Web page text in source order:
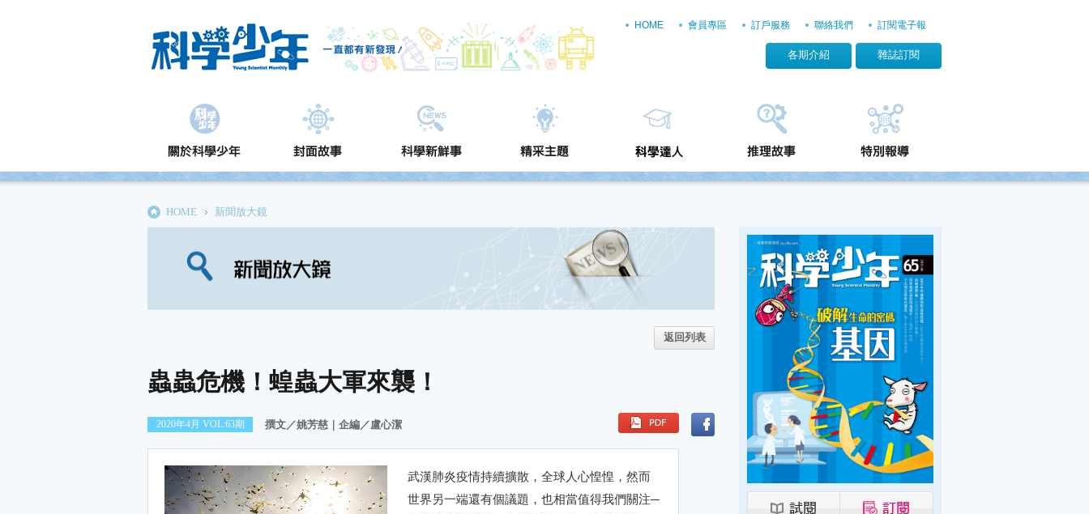
HOME 會員專區 訂戶服務 聯絡我們 訂閱電子報
各期介紹 雜誌訂閱
HOME 新聞放大鏡
返回列表
蟲蟲危機！蝗蟲大軍來襲！
2020年4月 VOL:63期 撰文／姚芳慈｜企編／盧心潔
武漢肺炎疫情持續擴散，全球人心惶惶，然而
世界另一端還有個議題，也相當值得我們關注─